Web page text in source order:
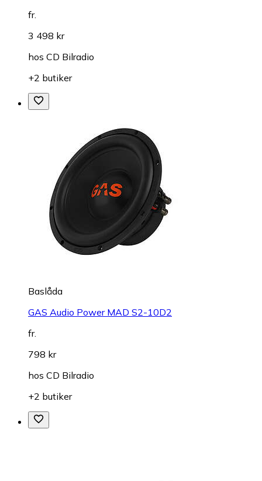
fr.
3 498 kr
hos CD Bilradio
+2 butiker
Baslåda
GAS Audio Power MAD S2-10D2
fr.
798 kr
hos CD Bilradio
+2 butiker